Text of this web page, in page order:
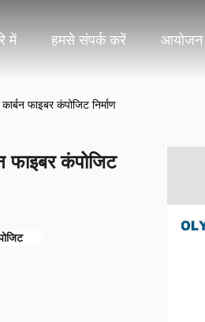
में हमसे संपर्क करें आयोजन
फाइबर कंपोजिट निर्माण
फाइबर कंपोजिट